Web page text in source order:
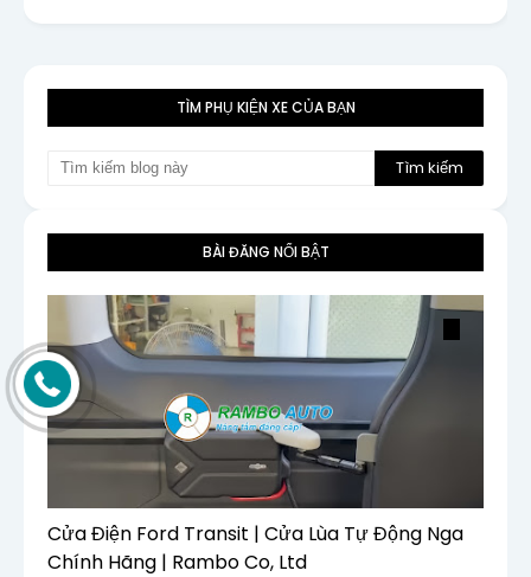
TÌM PHỤ KIỆN XE CỦA BẠN
BÀI ĐĂNG NỔI BẬT
Cửa Điện Ford Transit | Cửa Lùa Tự Động Nga
Chính Hãng | Rambo Co, Ltd